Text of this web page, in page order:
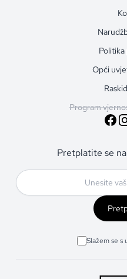
Opći
Program
Pretplatite se
Slažem se s